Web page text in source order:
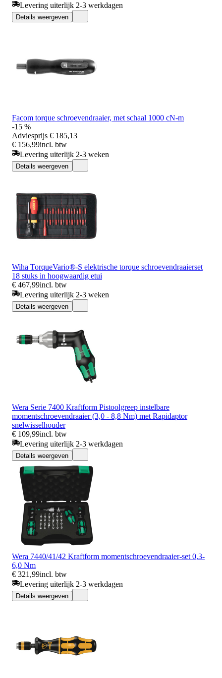
Levering uiterlijk 2-3 werkdagen
Details weergeven
Facom torque schroevendraaier, met schaal 1000 cN-m
-15 %
Adviesprijs € 185,13
€ 156,99incl. btw
Levering uiterlijk 2-3 weken
Details weergeven
Wiha TorqueVario®-S elektrische torque schroevendraaierset
18 stuks in hoogwaardig etui
€ 467,99incl. btw
Levering uiterlijk 2-3 weken
Details weergeven
Wera Serie 7400 Kraftform Pistoolgreep instelbare
momentschroevendraaier (3,0 - 8,8 Nm) met Rapidaptor
snelwisselhouder
€ 109,99incl. btw
Levering uiterlijk 2-3 werkdagen
Details weergeven
Wera 7440/41/42 Kraftform momentschroevendraaier-set 0,3-
6,0 Nm
€ 321,99incl. btw
Levering uiterlijk 2-3 werkdagen
Details weergeven